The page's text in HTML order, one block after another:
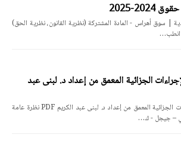
2025
| سوق أهراس - المادة المشتركة (نظرية القانون، نظرية الحق)
الجزائية المعمق من إعداد د. لبنى عبد
مطبوعة في مقياس الإجراءات الجزائية المعمق من إعداد د. لبنى عبد الكريم PDF نظرة عامة
– جيجل - ك…